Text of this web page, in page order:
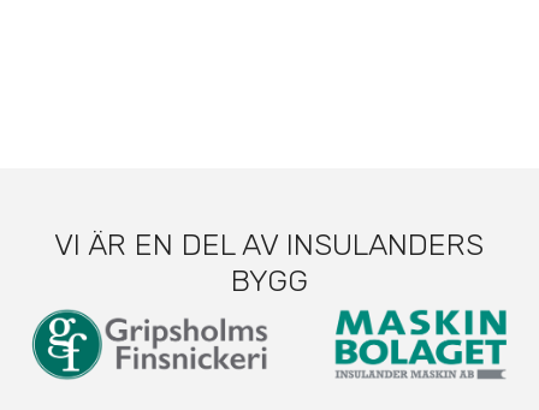
VI ÄR EN DEL AV INSULANDERS
BYGG